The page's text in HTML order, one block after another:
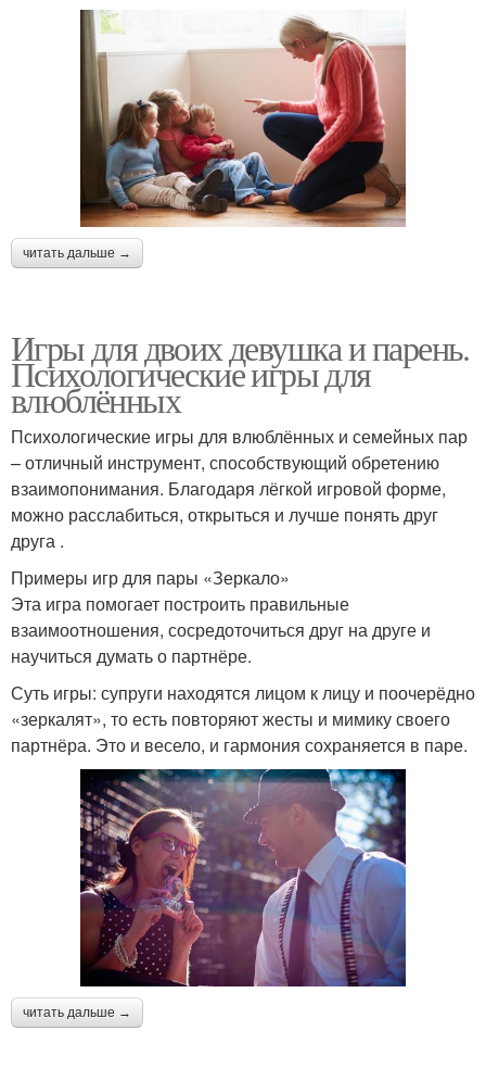
читать дальше →
Игры для двоих девушка и парень.
Психологические игры для
влюблённых
Психологические игры для влюблённых и семейных пар
– отличный инструмент, способствующий обретению
взаимопонимания. Благодаря лёгкой игровой форме,
можно расслабиться, открыться и лучше понять друг
друга .
Примеры игр для пары «Зеркало»
Эта игра помогает построить правильные
взаимоотношения, сосредоточиться друг на друге и
научиться думать о партнёре.
Суть игры: супруги находятся лицом к лицу и поочерёдно
«зеркалят», то есть повторяют жесты и мимику своего
партнёра. Это и весело, и гармония сохраняется в паре.
читать дальше →